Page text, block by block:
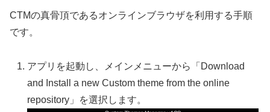
CTMの真骨頂であるオンラインブラウザを利用する手順
です。
アプリを起動し、メインメニューから「Download
and Install a new Custom theme from the online
repository」を選択します。